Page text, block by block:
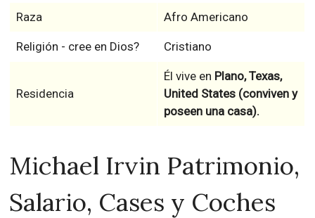
Raza Afro Americano
Religión - cree en Dios? Cristiano
Residencia
Él vive en Plano, Texas,
United States (conviven y
poseen una casa).
Michael Irvin Patrimonio,
Salario, Cases y Coches